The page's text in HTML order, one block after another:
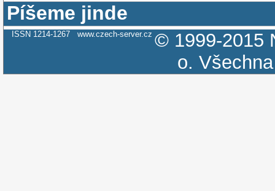
Píšeme jinde
ISSN 1214-1267 www.czech-server.cz © 1999-2015
o.